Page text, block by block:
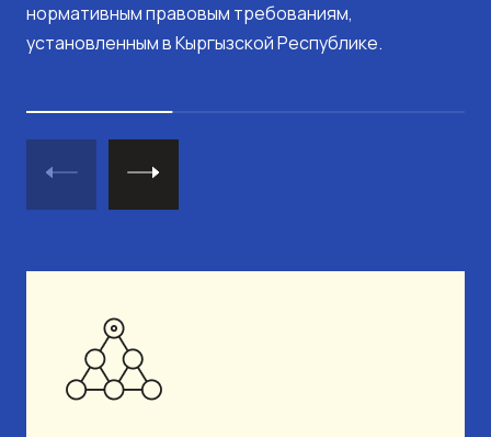
нормативным правовым требованиям,
установленным в Кыргызской Республике.